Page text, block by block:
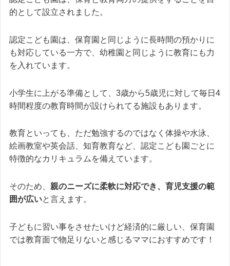
的として設立されました。
認定こども園は、保育園と同じように長時間の預かりに
も対応している一方で、幼稚園と同じように教育にも力
を入れています。
小学生に上がる準備として、3歳から5歳児に対して毎日4
時間程度の教育時間が設けられてる施設もあります。
教育といっても、ただ勉強するのではなく体操や水泳、
絵画教室や英会話、知育教育など、認定こども園ごとに
特徴的なカリキュラムを備えています。
そのため、 親のニーズに柔軟に対応でき、育児支援の範
囲が広いと言えます。
子どもに習い事をさせたいけど経済的に厳しい、保育園
では教育面で物足りないと感じるママにおすすめです！